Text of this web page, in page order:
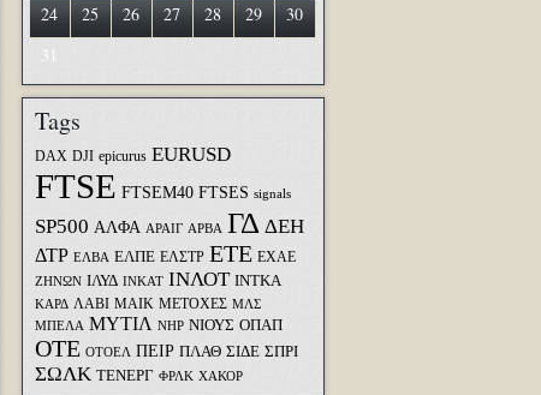
24
25 26 27 28 29
30
31
Tags
DAX DJI epicurus EURUSD
FTSE FTSEM40 FTSES signals
SP500 ΑΛΦΑ ΑΡΑΙΓ ΑΡΒΑ ΓΔ ΔΕΗ
ΔΤΡ ΕΛΒΑ ΕΛΠΕ ΕΛΣΤΡ ΕΤΕ ΕΧΑΕ
ΖΗΝΩΝ ΙΛΥΔ ΙΝΚΑΤ ΙΝΛΟΤ ΙΝΤΚΑ
ΚΑΡΔ ΛΑΒΙ ΜΑΙΚ ΜΕΤΟΧΕΣ ΜΛΣ
ΜΠΕΛΑ ΜΥΤΙΛ ΝΗΡ ΝΙΟΥΣ ΟΠΑΠ
ΟΤΕ ΟΤΟΕΛ ΠΕΙΡ ΠΛΑΘ ΣΙΔΕ ΣΠΡΙ
ΣΩΛΚ ΤΕΝΕΡΓ ΦΡΛΚ ΧΑΚΟΡ